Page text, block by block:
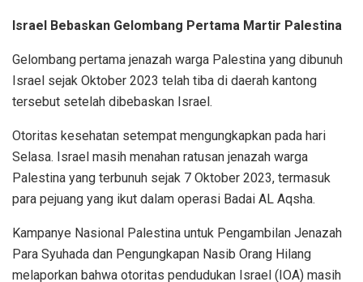
Israel Bebaskan Gelombang Pertama Martir Palestina
Gelombang pertama jenazah warga Palestina yang dibunuh
Israel sejak Oktober 2023 telah tiba di daerah kantong
tersebut setelah dibebaskan Israel.
Otoritas kesehatan setempat mengungkapkan pada hari
Selasa. Israel masih menahan ratusan jenazah warga
Palestina yang terbunuh sejak 7 Oktober 2023, termasuk
para pejuang yang ikut dalam operasi Badai AL Aqsha.
Kampanye Nasional Palestina untuk Pengambilan Jenazah
Para Syuhada dan Pengungkapan Nasib Orang Hilang
melaporkan bahwa otoritas pendudukan Israel (IOA) masih